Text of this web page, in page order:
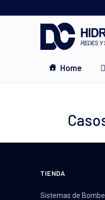
Home
TIENDA
Sistemas de